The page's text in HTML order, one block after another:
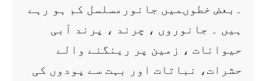
۔بعض خطوںمیں جانورمسلسل کم ہو رہے
ہیں ۔ جانوروں ، چرند ، پرند آبی
حیوانات ، زمین پر رینگنے والے
حشرات، نباتات اور بہت سے پودوں کی